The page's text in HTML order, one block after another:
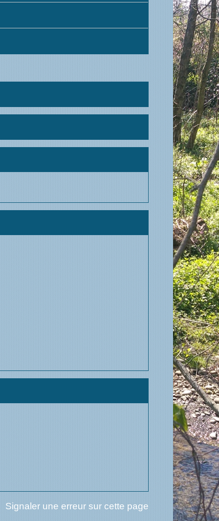
Signaler une erreur sur cette page